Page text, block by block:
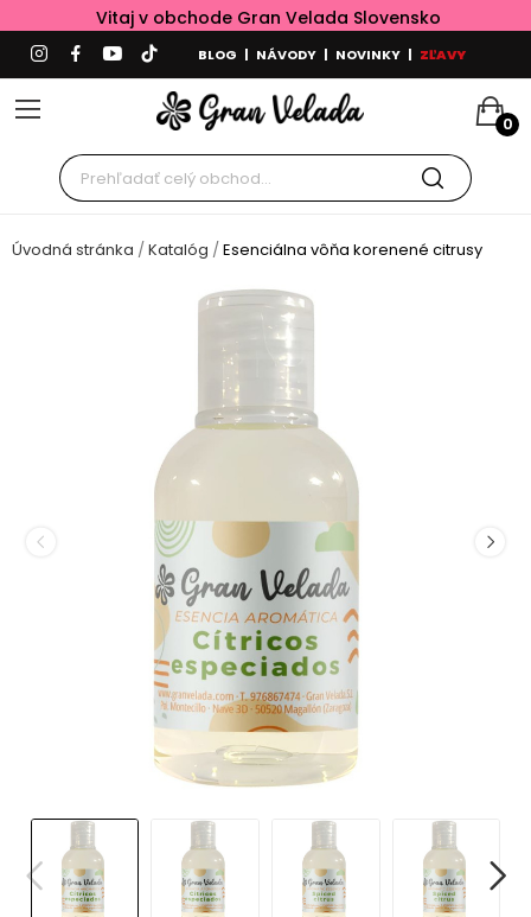
Vitaj v obchode Gran Velada Slovensko
BLOG | NÁVODY | NOVINKY | ZĽAVY
0
Úvodná stránka Katalóg Esenciálna vôňa korenené citrusy